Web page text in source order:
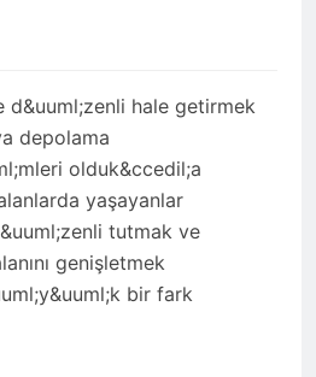
d&uuml;zenli hale getirmek
depolama
olduk&ccedil;a
yaşayanlar
tutmak ve
genişletmek
bir fark